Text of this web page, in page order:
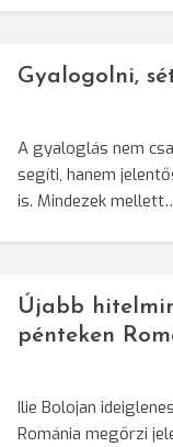
Gyalogolni,
A gyaloglás nem
segíti, hanem
is. Mindezek
Újabb
pénteken
Ilie Bolojan
Románia megőrzi